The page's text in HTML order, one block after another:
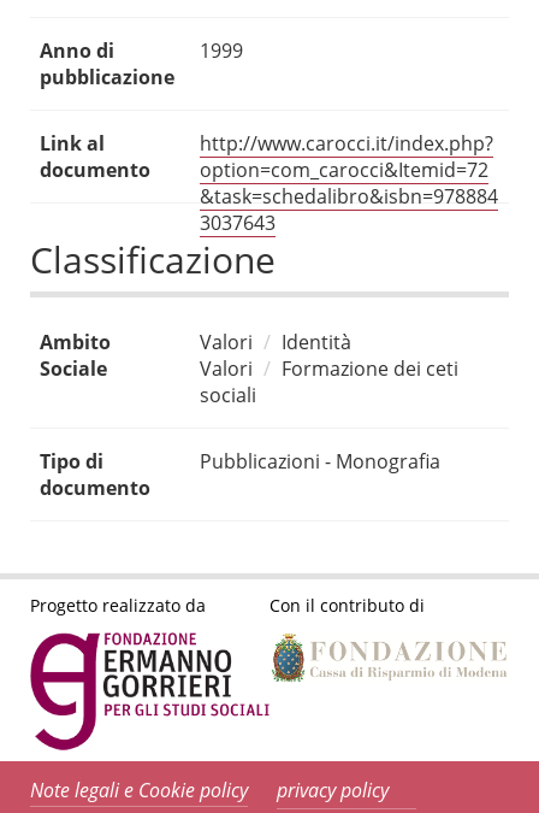
Anno di
pubblicazione
1999
Link al
documento
http://www.carocci.it/index.php?
option=com_carocci&Itemid=72
&task=schedalibro&isbn=978884
3037643
Classificazione
Ambito
Sociale
Valori
Identità
Valori
Formazione dei ceti
sociali
Tipo di
documento
Pubblicazioni - Monografia
Progetto realizzato da Con il contributo di
Note legali e Cookie policy privacy policy